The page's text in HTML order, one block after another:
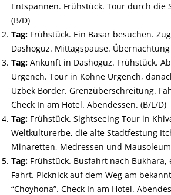
Entspannen. Frühstück. Tour durch die
(B/D)
Tag:Frühstück. Ein Basar besuchen.
Dashoguz. Mittagspause.
Tag:Ankunft in Dashoguz. Frühstück.
Urgench. Tour in Kohne Urgench,
UzbekBorder. Grenzüberschreitung.
Check In am Hotel. Abendessen. (B/L/D)
Tag:Frühstück. Sightseeing Tour in
Weltkulturerbe, die alte Stadtfestung
Minaretten, Medressen und
Tag:Frühstück. Busfahrt nach Bukhara,
Fahrt. Picknick auf dem Weg am
“Choyhona”. Check In am Hotel.